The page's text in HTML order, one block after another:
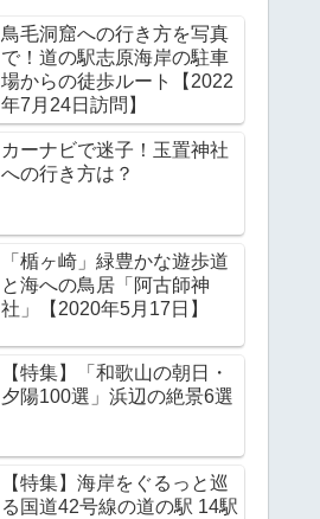
鳥毛洞窟への行き方を写真
で！道の駅志原海岸の駐車
場からの徒歩ルート【2022
年7月24日訪問】
カーナビで迷子！玉置神社
への行き方は？
「楯ヶ崎」緑豊かな遊歩道
と海への鳥居「阿古師神
社」【2020年5月17日】
【特集】「和歌山の朝日・
夕陽100選」浜辺の絶景6選
【特集】海岸をぐるっと巡
る国道42号線の道の駅 14駅